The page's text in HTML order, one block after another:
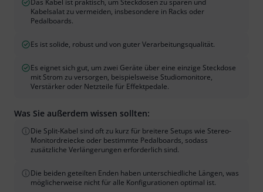
Das Kabel ist praktisch, um Steckdosen zu sparen und
Kabelsalat zu vermeiden, insbesondere in Racks oder
Pedalboards.
Es ist solide, robust und von guter Verarbeitungsqualität.
Es eignet sich gut, um zwei Geräte über eine einzige Steckdose
mit Strom zu versorgen, beispielsweise Studiomonitore,
Verstärker oder Netzteile für Effektpedale.
Was Sie außerdem wissen sollten:
Die Split-Kabel sind oft zu kurz für breitere Setups wie Stereo-
Monitordreiecke oder bestimmte Pedalboards, sodass
zusätzliche Verlängerungen erforderlich sind.
Die beiden geteilten Enden haben unterschiedliche Längen, was
möglicherweise nicht für alle Konfigurationen optimal ist.